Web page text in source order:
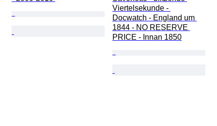
Viertelsekunde -
Docwatch - England um
1844 - NO RESERVE
PRICE - Innan 1850